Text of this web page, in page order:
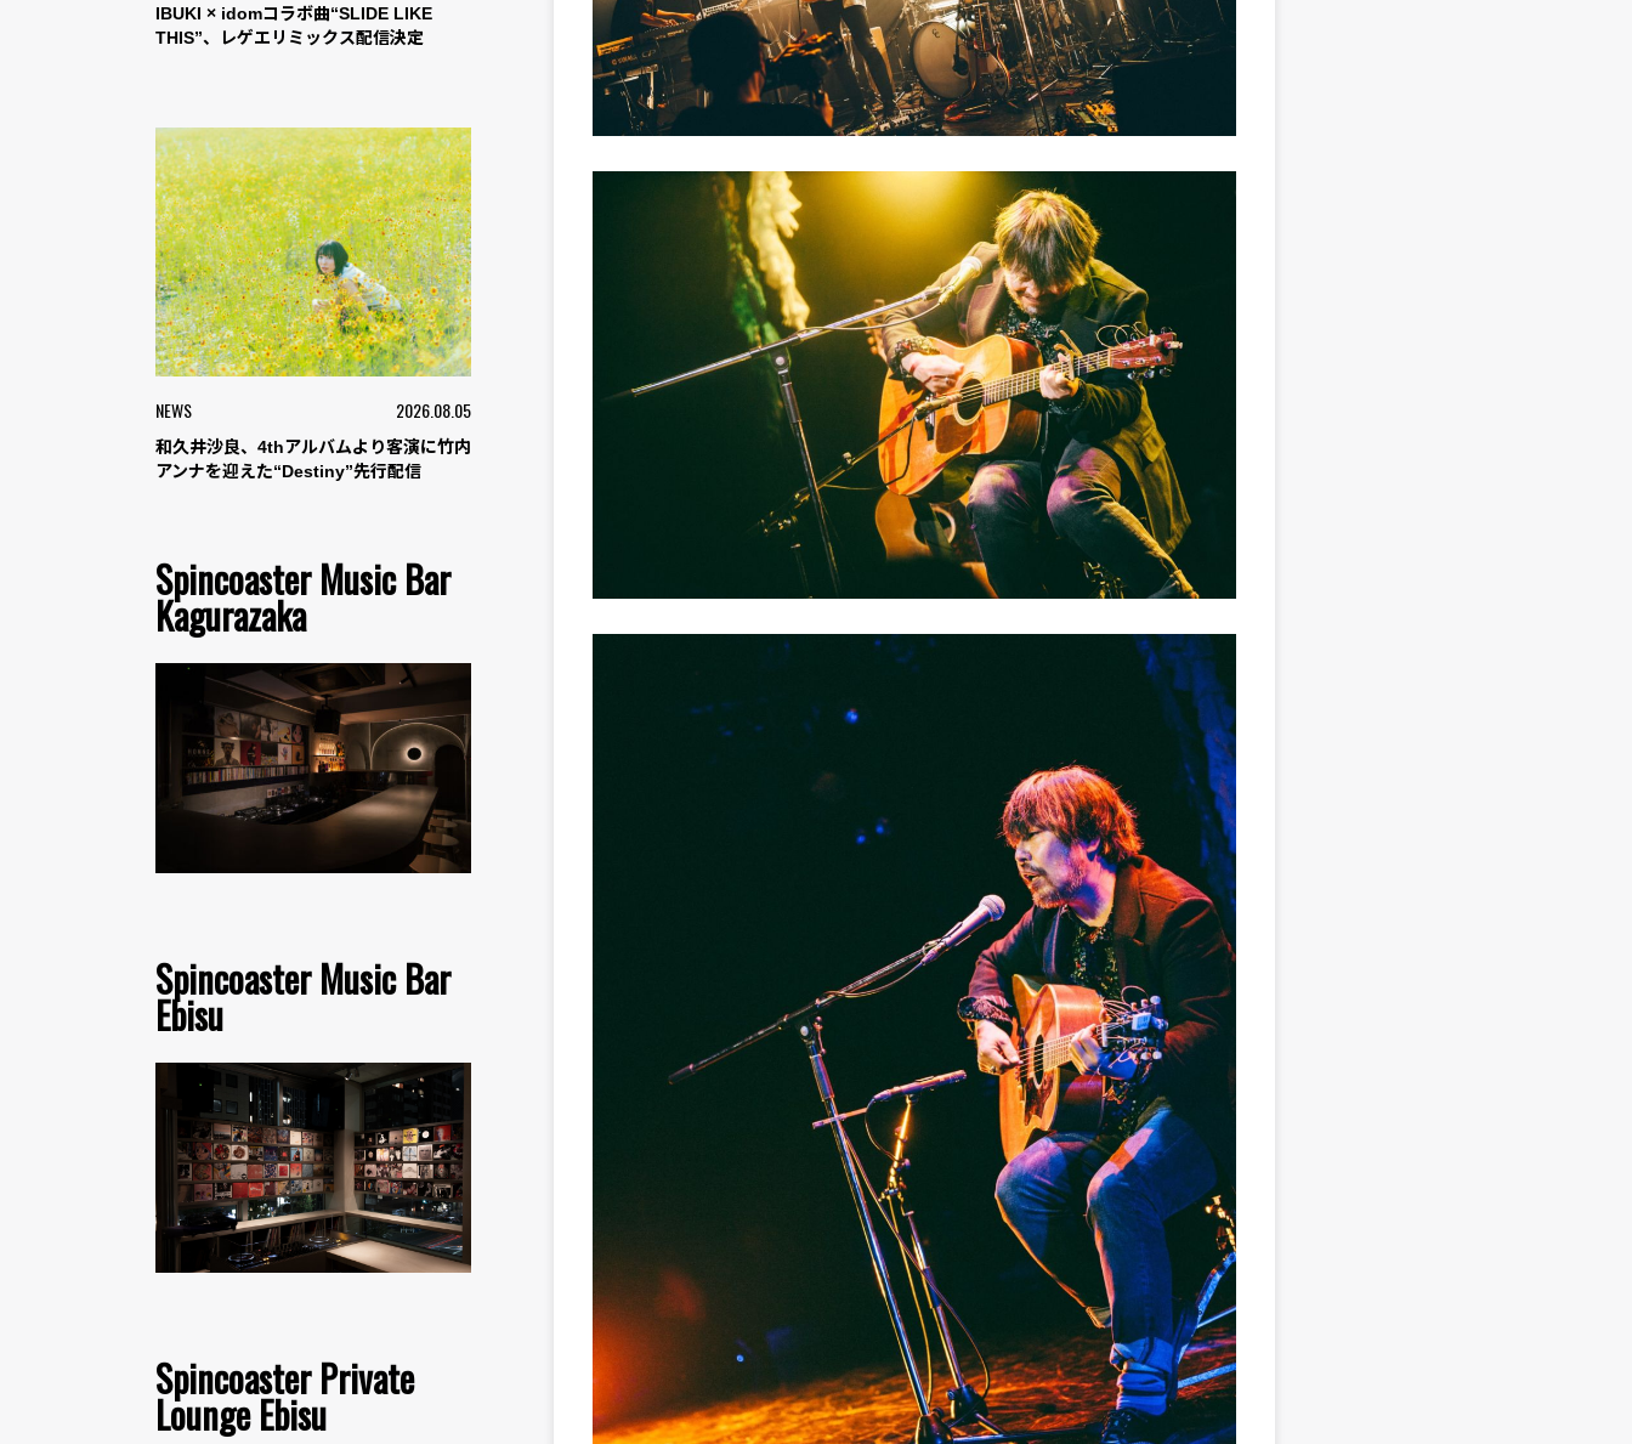
IBUKI × idomコラボ曲“SLIDE LIKE
THIS”、レゲエリミックス配信決定
NEWS 2026.08.05
和久井沙良、4thアルバムより客演に竹内
アンナを迎えた“Destiny”先行配信
Spincoaster Music Bar
Kagurazaka
Spincoaster Music Bar
Ebisu
Spincoaster Private
Lounge Ebisu